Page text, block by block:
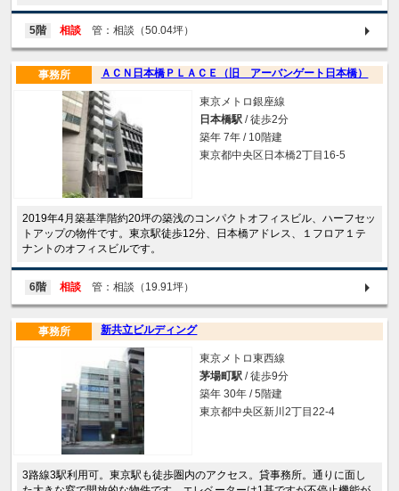
5階 相談 管：相談（50.04坪）
ＡＣＮ日本橋ＰＬＡＣＥ（旧 アーバンゲート日本橋）
事務所
東京メトロ銀座線
日本橋駅 / 徒歩2分
築年 7年 / 10階建
東京都中央区日本橋2丁目16-5
2019年4月築基準階約20坪の築浅のコンパクトオフィスビル、ハーフセッ
トアップの物件です。東京駅徒歩12分、日本橋アドレス、１フロア１テ
ナントのオフィスビルです。
6階 相談 管：相談（19.91坪）
新共立ビルディング
事務所
東京メトロ東西線
茅場町駅 / 徒歩9分
築年 30年 / 5階建
東京都中央区新川2丁目22-4
3路線3駅利用可。東京駅も徒歩圏内のアクセス。貸事務所。通りに面し